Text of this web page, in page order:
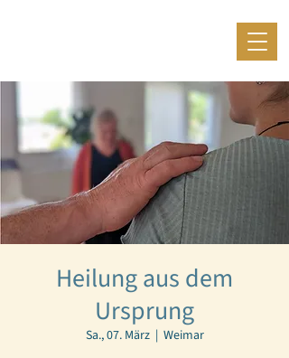
Heilung aus dem
Ursprung
Sa., 07. März
  |
Weimar